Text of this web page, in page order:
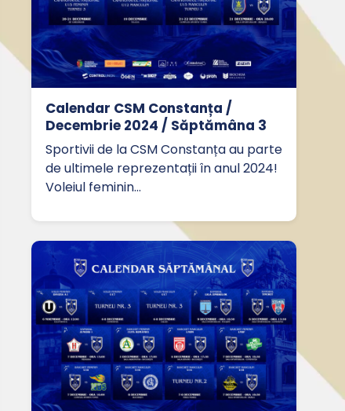
Calendar CSM Constanța /
Decembrie 2024 / Săptămâna 3
Sportivii de la CSM Constanța au parte
de ultimele reprezentații în anul 2024!
Voleiul feminin…